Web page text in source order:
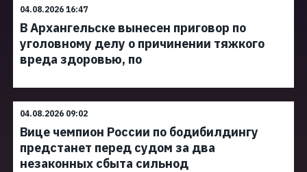
04.08.2026 16:47
В Архангельске вынесен приговор по
уголовному делу о причинении тяжкого
вреда здоровью, по
04.08.2026 09:02
Вице чемпион России по бодибилдингу
предстанет перед судом за два
незаконных сбыта сильнод